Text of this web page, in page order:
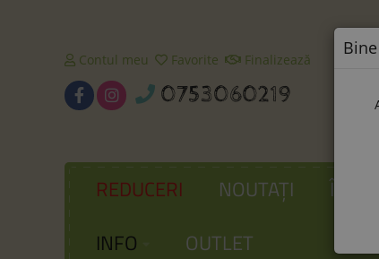
Contul meu Favorite Finalizează
0753060219
REDUCERI NOUTAȚI
INFO
OUTLET